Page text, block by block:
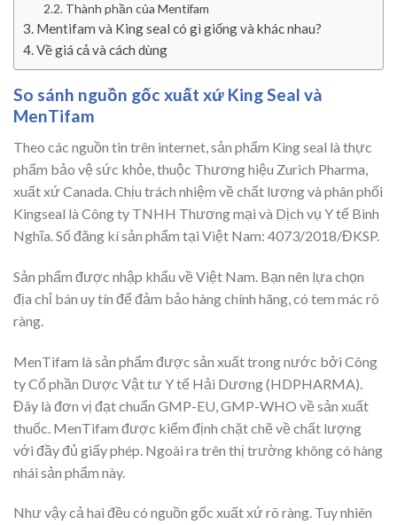
Thành phần của Mentifam
Mentifam và King seal có gì giống và khác nhau?
Về giá cả và cách dùng
So sánh nguồn gốc xuất xứ King Seal và
MenTifam
Theo các nguồn tin trên internet, sản phẩm King seal là thực
phẩm bảo vệ sức khỏe, thuộc Thương hiệu Zurich Pharma,
xuất xứ Canada. Chịu trách nhiệm về chất lượng và phân phối
Kingseal là Công ty TNHH Thương mại và Dịch vụ Y tế Bình
Nghĩa. Số đăng kí sản phẩm tại Việt Nam: 4073/2018/ĐKSP.
Sản phẩm được nhập khẩu về Việt Nam. Bạn nên lựa chọn
địa chỉ bán uy tín để đảm bảo hàng chính hãng, có tem mác rõ
ràng.
MenTifam là sản phẩm được sản xuất trong nước bởi Công
ty Cổ phần Dược Vật tư Y tế Hải Dương (HDPHARMA).
Đây là đơn vị đạt chuẩn GMP-EU, GMP-WHO về sản xuất
thuốc. MenTifam được kiểm định chặt chẽ về chất lượng
với đầy đủ giấy phép. Ngoài ra trên thị trường không có hàng
nhái sản phẩm này.
Như vậy cả hai đều có nguồn gốc xuất xứ rõ ràng. Tuy nhiên